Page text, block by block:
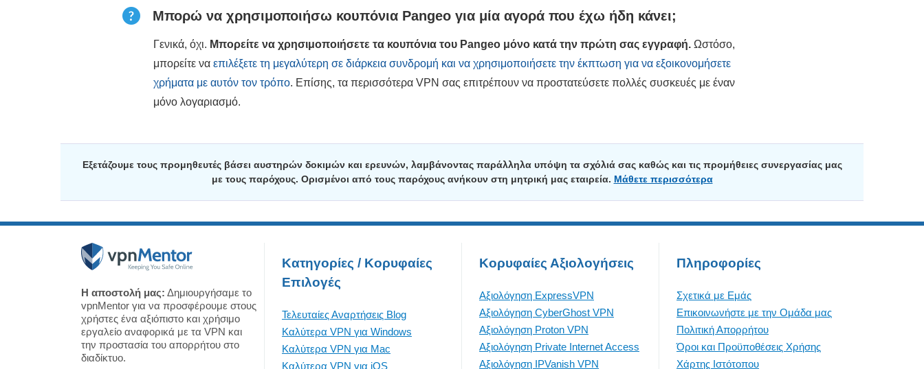
Μπορώ να χρησιμοποιήσω κουπόνια Pangeo για μία αγορά που έχω ήδη κάνει;
Γενικά, όχι. Μπορείτε να χρησιμοποιήσετε τα κουπόνια του Pangeo μόνο κατά την πρώτη σας εγγραφή. Ωστόσο,
μπορείτε να επιλέξετε τη μεγαλύτερη σε διάρκεια συνδρομή και να χρησιμοποιήσετε την έκπτωση για να εξοικονομήσετε
χρήματα με αυτόν τον τρόπο. Επίσης, τα περισσότερα VPN σας επιτρέπουν να προστατεύσετε πολλές συσκευές με έναν
μόνο λογαριασμό.
Εξετάζουμε τους προμηθευτές βάσει αυστηρών δοκιμών και ερευνών, λαμβάνοντας παράλληλα υπόψη τα σχόλιά σας καθώς και τις προμήθειες συνεργασίας μας
με τους παρόχους. Ορισμένοι από τους παρόχους ανήκουν στη μητρική μας εταιρεία. Μάθετε περισσότερα
Η αποστολή μας: Δημιουργήσαμε το
vpnMentor για να προσφέρουμε στους
χρήστες ένα αξιόπιστο και χρήσιμο
εργαλείο αναφορικά με τα VPN και
την προστασία του απορρήτου στο
διαδίκτυο.
Κατηγορίες / Κορυφαίες
Επιλογές
Τελευταίες Αναρτήσεις Blog
Καλύτερα VPN για Windows
Καλύτερα VPN για Mac
Καλύτερα VPN για iOS
Κορυφαίες Αξιολογήσεις
Αξιολόγηση ExpressVPN
Αξιολόγηση CyberGhost VPN
Αξιολόγηση Proton VPN
Αξιολόγηση Private Internet Access
Αξιολόγηση IPVanish VPN
Πληροφορίες
Σχετικά με Εμάς
Επικοινωνήστε με την Oμάδα μας
Πολιτική Απορρήτου
Όροι και Προϋποθέσεις Χρήσης
Χάρτης Ιστότοπου